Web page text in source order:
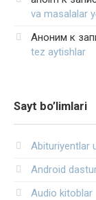
va masalalar
Аноним к
tez aytishlar
Sayt bo’limlari
Abituriyentlar
Android
Audio kitoblar